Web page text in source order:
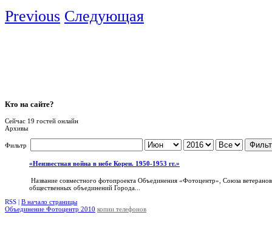
Previous Следующая
Кто на сайте?
Сейчас 19 гостей онлайн
Архивы
Фильтр
«Неизвестная война в небе Кореи. 1950-1953 гг.»
Название совместного фотопроекта Объединения «Фотоцентр», Союза
общественных объединений Города...
RSS | В начало страницы
Объединение Фотоцентр 2010 копии телефонов